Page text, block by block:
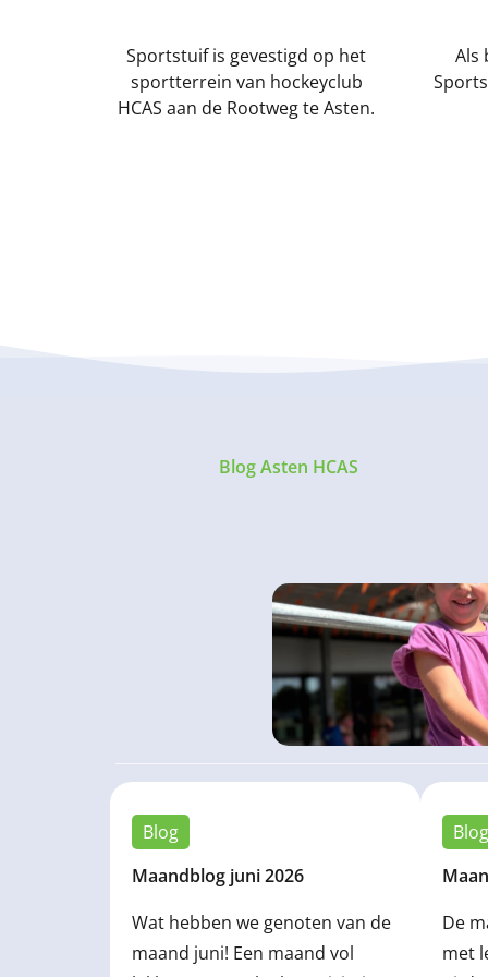
Sportstuif is gevestigd op het
sportterrein van hockeyclub
HCAS aan de Rootweg te Asten.
Als
Blog Asten HCAS
Blog
Maandblog juni 2026
Wat hebben we genoten van de
maand juni! Een maand vol
Blog
De
met